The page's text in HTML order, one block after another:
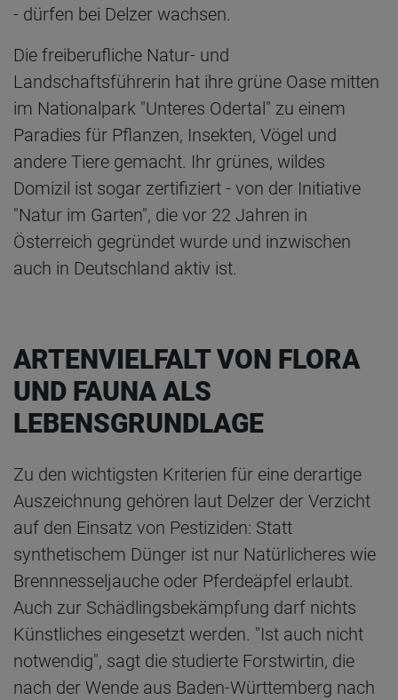
- dürfen bei Delzer wachsen.
Die freiberufliche Natur- und
Landschaftsführerin hat ihre grüne Oase mitten
im Nationalpark "Unteres Odertal" zu einem
Paradies für Pflanzen, Insekten, Vögel und
andere Tiere gemacht. Ihr grünes, wildes
Domizil ist sogar zertifiziert - von der Initiative
"Natur im Garten", die vor 22 Jahren in
Österreich gegründet wurde und inzwischen
auch in Deutschland aktiv ist.
ARTENVIELFALT VON FLORA
UND FAUNA ALS
LEBENSGRUNDLAGE
Zu den wichtigsten Kriterien für eine derartige
Auszeichnung gehören laut Delzer der Verzicht
auf den Einsatz von Pestiziden: Statt
synthetischem Dünger ist nur Natürlicheres wie
Brennnesseljauche oder Pferdeäpfel erlaubt.
Auch zur Schädlingsbekämpfung darf nichts
Künstliches eingesetzt werden. "Ist auch nicht
notwendig", sagt die studierte Forstwirtin, die
nach der Wende aus Baden-Württemberg nach